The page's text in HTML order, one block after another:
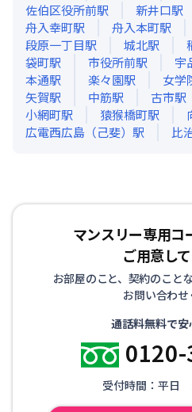
佐伯区役所前駅 新井口駅
舟入幸町駅 舟入本町駅
段原一丁目駅 城北駅
袋町駅 市役所前駅 宇
本通駅 楽々園駅 女学
矢賀駅 中筋駅 古市駅
小網町駅 猿猴橋町駅
広電西広島（己斐） 駅 比
マンスリー専用コ
ご用意し
お部屋のこと、契約のこと
お問い合わせ
通話料無料で
受付時間：平日